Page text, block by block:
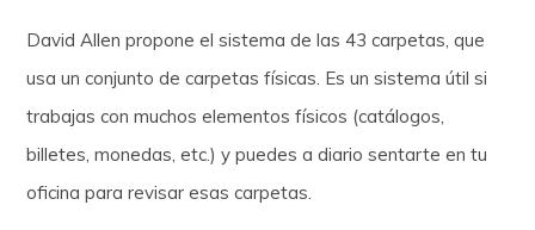
David Allen propone el sistema de las 43 carpetas, que
usa un conjunto de carpetas físicas. Es un sistema útil si
trabajas con muchos elementos físicos (catálogos,
billetes, monedas, etc.) y puedes a diario sentarte en tu
oficina para revisar esas carpetas.